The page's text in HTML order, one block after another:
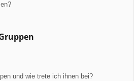
und wie trete ich ihnen bei?